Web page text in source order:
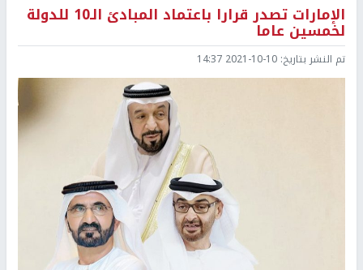
الإمارات تصدر قرارا باعتماد المبادئ الـ10 للدولة
لخمسين عاما
تم النشر بتاريخ: 2021-10-10 14:37